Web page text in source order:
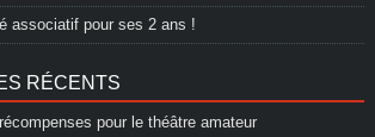
associatif pour ses 2 ans !
RÉCENTS
pour le théâtre amateur